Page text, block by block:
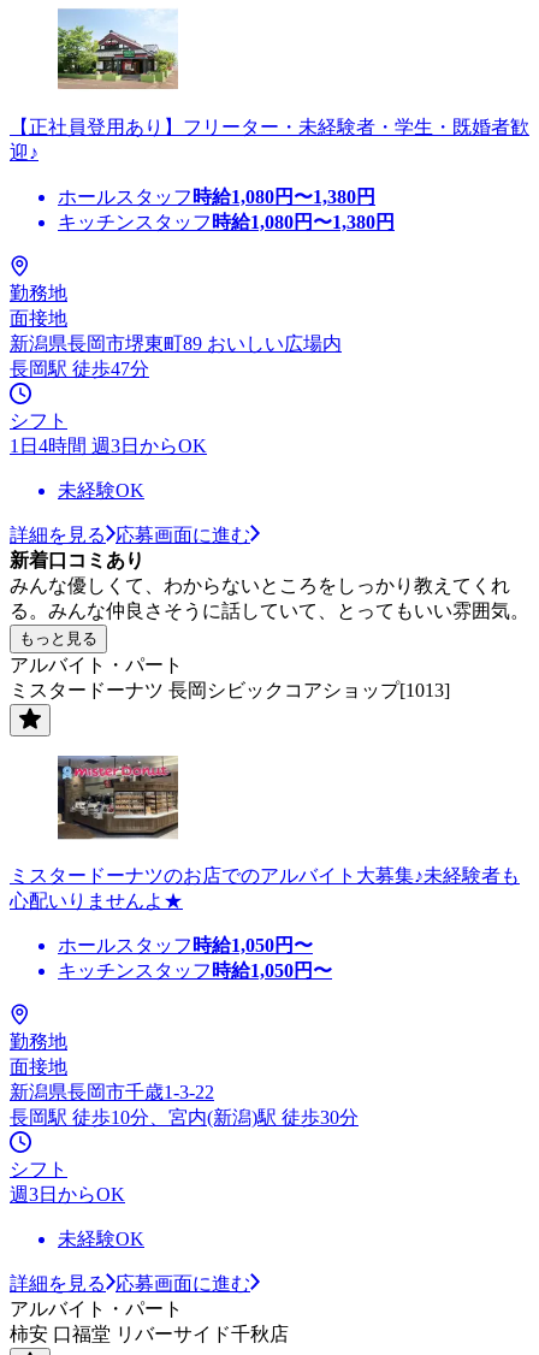
【正社員登用あり】フリーター・未経験者・学生・既婚者歓
迎♪
ホールスタッフ 時給1,080円〜1,380円
キッチンスタッフ 時給1,080円〜1,380円
勤務地
面接地
新潟県長岡市堺東町89 おいしい広場内
長岡駅 徒歩47分
シフト
1日4時間 週3日からOK
未経験OK
詳細を見る
応募画面に進む
新着口コミあり
みんな優しくて、わからないところをしっかり教えてくれ
る。みんな仲良さそうに話していて、とってもいい雰囲気。
もっと見る
アルバイト・パート
ミスタードーナツ 長岡シビックコアショップ[1013]
ミスタードーナツのお店でのアルバイト大募集♪未経験者も
心配いりませんよ★
ホールスタッフ 時給1,050円〜
キッチンスタッフ 時給1,050円〜
勤務地
面接地
新潟県長岡市千歳1-3-22
長岡駅 徒歩10分、宮内(新潟)駅 徒歩30分
シフト
週3日からOK
未経験OK
詳細を見る
応募画面に進む
アルバイト・パート
柿安 口福堂 リバーサイド千秋店